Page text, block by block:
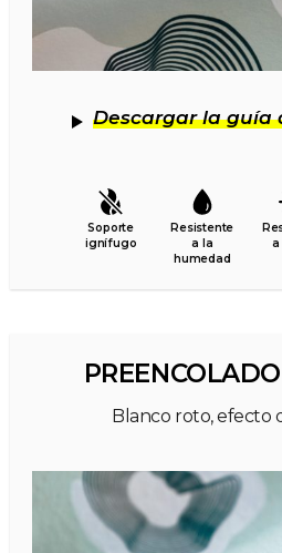
Descargar la guía
Soporte
ignífugo
Resistente
a la
humedad
a
Blanco roto, efecto